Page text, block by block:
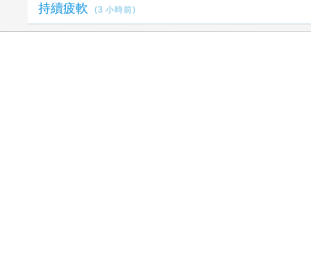
持續疲軟
(3 小時前)